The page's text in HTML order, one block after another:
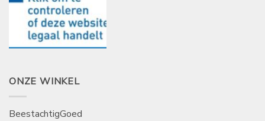
ONZE WINKEL
BeestachtigGoed